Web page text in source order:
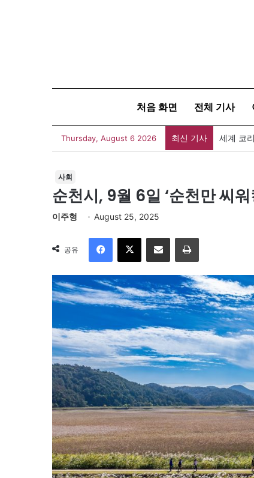
처음 화면 전체 기사
Thursday, August 6 2026 최신 기사 세계 코
사회
순천시, 9월 6일 ‘순천만 씨
이주형 August 25, 2025
공유
Facebook
X 이메일 인쇄